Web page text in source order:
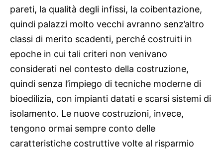
pareti, la qualità degli infissi, la coibentazione,
quindi palazzi molto vecchi avranno senz’altro
classi di merito scadenti, perché costruiti in
epoche in cui tali criteri non venivano
considerati nel contesto della costruzione,
quindi senza l’impiego di tecniche moderne di
bioedilizia, con impianti datati e scarsi sistemi di
isolamento. Le nuove costruzioni, invece,
tengono ormai sempre conto delle
caratteristiche costruttive volte al risparmio